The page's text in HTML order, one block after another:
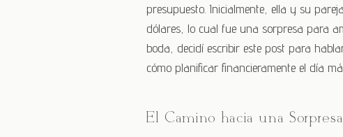
presupuesto. Inicialmente, ella y su
dólares, lo cual fue una sorpresa para
boda, decidí escribir este post para
cómo planificar financieramente el día
El Camino hacia una